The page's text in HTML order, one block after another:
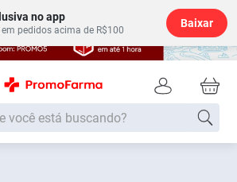
no app
pedidos acima de R$100
Baixar